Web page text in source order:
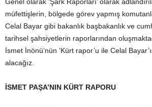
müfettişlerin, bölgede görev yapmış
Celal Bayar gibi bakanlık başbakanlık ve
tarihsel şahsiyetlerin raporlarından
İsmet İnönü’nün ‘Kürt rapor’u ile Celal
alacağız.
İSMET PAŞA’NIN KÜRT RAPORU